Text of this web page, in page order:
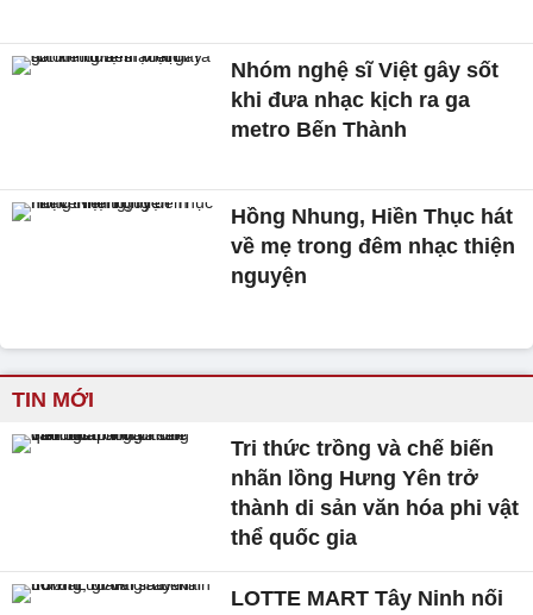
Nhóm nghệ sĩ Việt gây sốt
khi đưa nhạc kịch ra ga
metro Bến Thành
Hồng Nhung, Hiền Thục hát
về mẹ trong đêm nhạc thiện
nguyện
TIN MỚI
Tri thức trồng và chế biến
nhãn lồng Hưng Yên trở
thành di sản văn hóa phi vật
thể quốc gia
LOTTE MART Tây Ninh nối